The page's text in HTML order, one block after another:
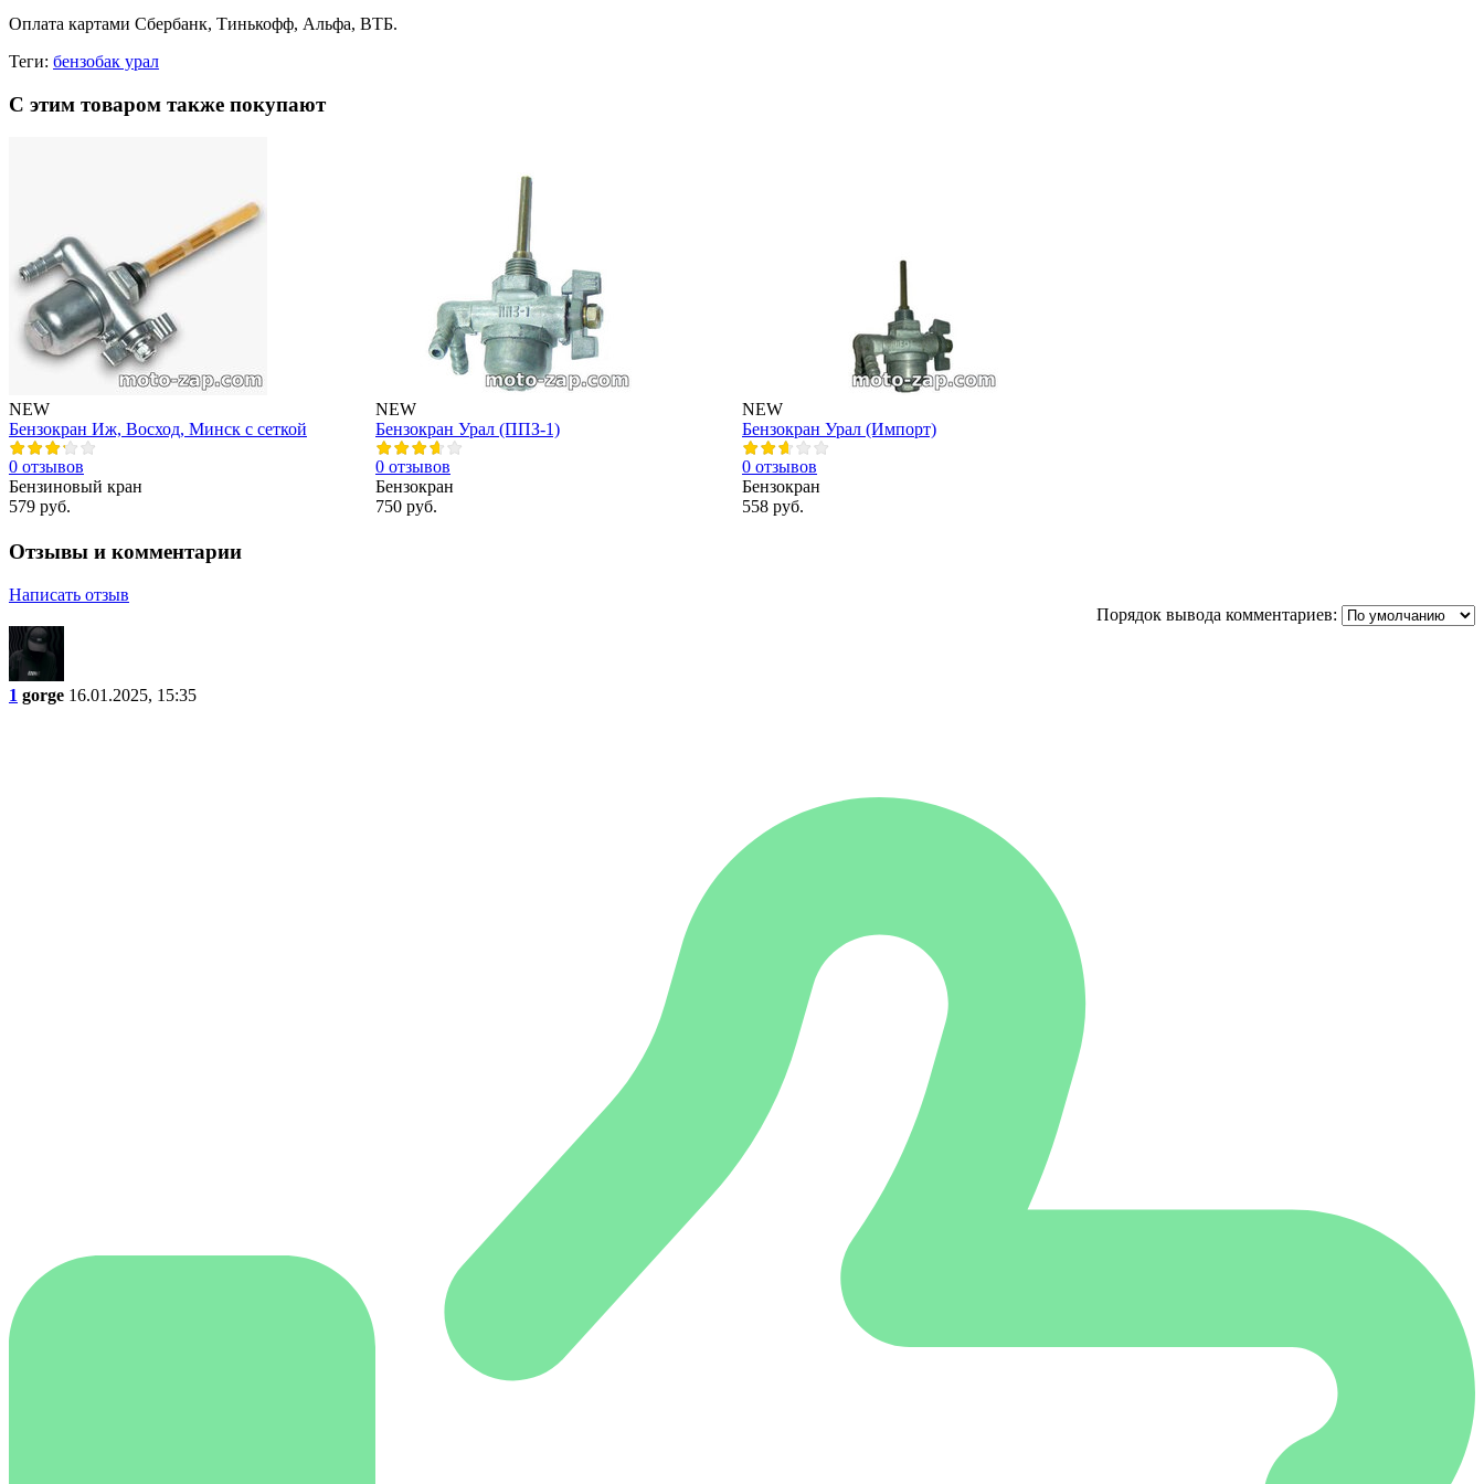
Оплата картами Сбербанк, Тинькофф, Альфа, ВТБ.
Теги: бензобак урал
С этим товаром также покупают
NEW
Бензокран Иж, Восход, Минск с сеткой
0 отзывов
Бензиновый кран
579 руб.
NEW
Бензокран Урал (ППЗ-1)
0 отзывов
Бензокран
750 руб.
NEW
Бензокран Урал (Импорт)
0 отзывов
Бензокран
558 руб.
Отзывы и комментарии
Написать отзыв
Порядок вывода комментариев:
1 gorge 16.01.2025, 15:35